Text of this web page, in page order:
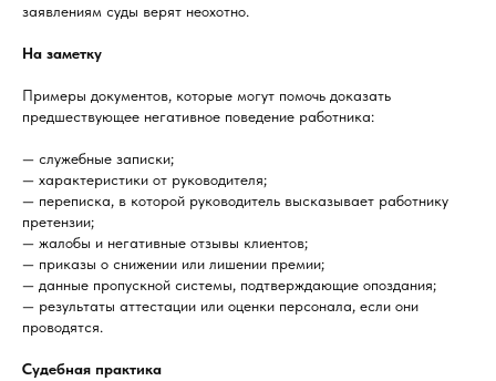
заявлениям суды верят неохотно.
На заметку
Примеры документов, которые могут помочь доказать
предшествующее негативное поведение работника:
— служебные записки;
— характеристики от руководителя;
— переписка, в которой руководитель высказывает работнику
претензии;
— жалобы и негативные отзывы клиентов;
— приказы о снижении или лишении премии;
— данные пропускной системы, подтверждающие опоздания;
— результаты аттестации или оценки персонала, если они
проводятся.
Судебная практика